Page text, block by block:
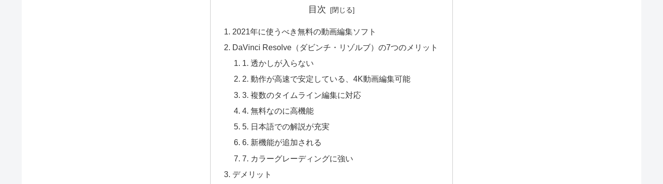
目次
2021年に使うべき無料の動画編集ソフト
DaVinci Resolve（ダビンチ・リゾルブ）の7つのメリット
1. 透かしが入らない
2. 動作が高速で安定している、4K動画編集可能
3. 複数のタイムライン編集に対応
4. 無料なのに高機能
5. 日本語での解説が充実
6. 新機能が追加される
7. カラーグレーディングに強い
デメリット